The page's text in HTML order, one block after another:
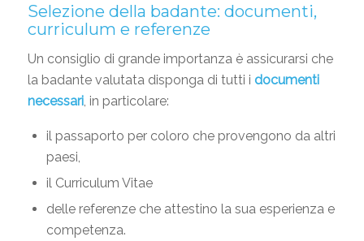
Selezione della badante: documenti,
curriculum e referenze
Un consiglio di grande importanza è assicurarsi che
la badante valutata disponga di tutti i documenti
necessari, in particolare:
il passaporto per coloro che provengono da altri
paesi,
il Curriculum Vitae
delle referenze che attestino la sua esperienza e
competenza.